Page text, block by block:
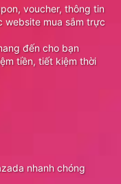
voucher, thông tin
website mua sắm trực
đến cho bạn
tiền, tiết kiệm thời
nhanh chóng